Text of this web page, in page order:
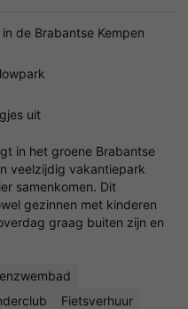
de Brabantse Kempen
uit
in het groene Brabantse
veelzijdig vakantiepark
samenkomen. Dit
gezinnen met kinderen
graag buiten zijn en
Fietsverhuur